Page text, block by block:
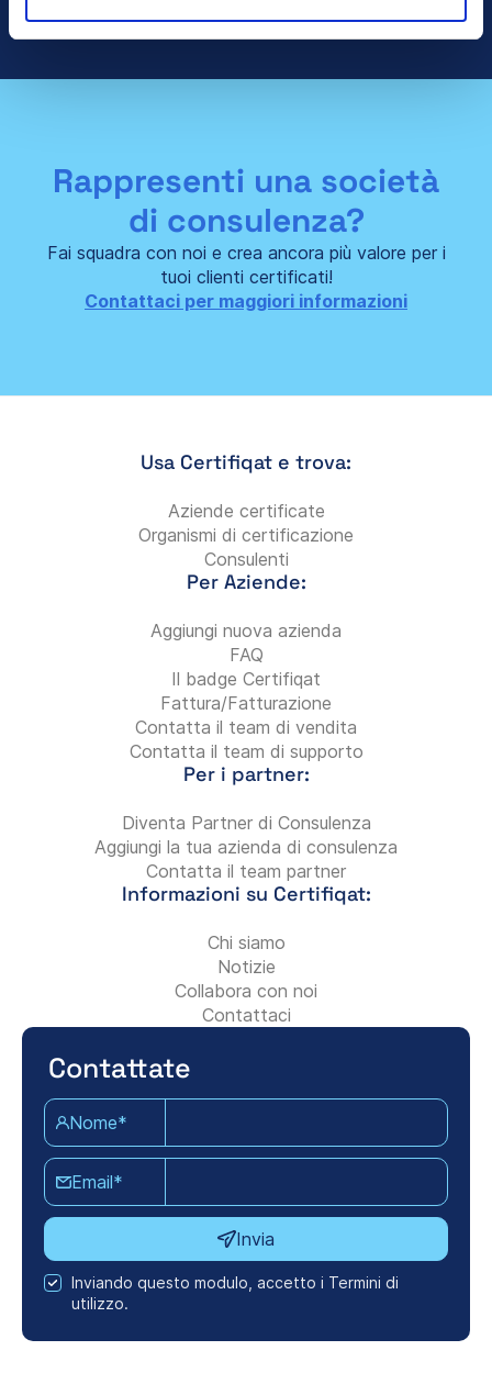
Rappresenti una società
di consulenza?
Fai squadra con noi e crea ancora più valore per i
tuoi clienti certificati!
Contattaci per maggiori informazioni
Usa Certifiqat e trova:
Aziende certificate
Organismi di certificazione
Consulenti
Per Aziende:
Aggiungi nuova azienda
FAQ
Il badge Certifiqat
Fattura/Fatturazione
Contatta il team di vendita
Contatta il team di supporto
Per i partner:
Diventa Partner di Consulenza
Aggiungi la tua azienda di consulenza
Contatta il team partner
Informazioni su Certifiqat:
Chi siamo
Notizie
Collabora con noi
Contattaci
Contattate
Nome*
Email*
Invia
Inviando questo modulo, accetto i Termini di
utilizzo.